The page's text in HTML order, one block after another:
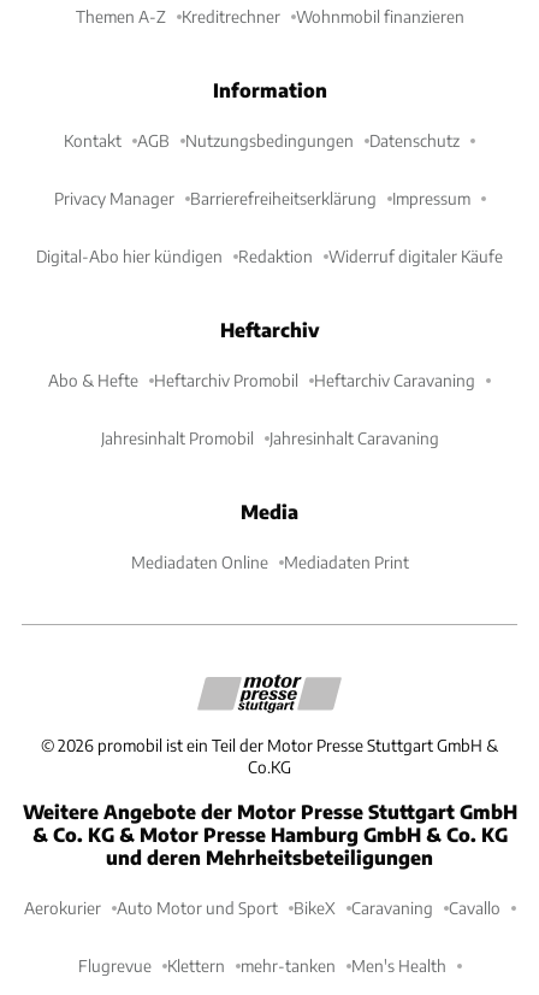
Themen A-Z Kreditrechner Wohnmobil finanzieren
Information
Kontakt AGB Nutzungsbedingungen Datenschutz
Privacy Manager Barrierefreiheitserklärung Impressum
Digital-Abo hier kündigen Redaktion Widerruf digitaler Käufe
Heftarchiv
Abo & Hefte Heftarchiv Promobil Heftarchiv Caravaning
Jahresinhalt Promobil Jahresinhalt Caravaning
Media
Mediadaten Online Mediadaten Print
©2026 promobil ist ein Teil der Motor Presse Stuttgart GmbH &
Co.KG
Weitere Angebote der Motor Presse Stuttgart GmbH
& Co. KG & Motor Presse Hamburg GmbH & Co. KG
und deren Mehrheitsbeteiligungen
Aerokurier Auto Motor und Sport BikeX Caravaning Cavallo
Flugrevue Klettern mehr-tanken Men's Health